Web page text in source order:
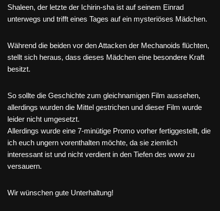
Shaleen, der letzte der Ichirin-sha ist auf seinem Einrad
unterwegs und trifft eines Tages auf ein mysteriöses Mädchen.
Während die beiden vor den Attacken der Mechanoids flüchten,
stellt sich heraus, dass dieses Mädchen eine besondere Kraft
besitzt.
So sollte die Geschichte zum gleichnamigen Film aussehen,
allerdings wurden die Mittel gestrichen und dieser Film wurde
leider nicht umgesetzt.
Allerdings wurde eine 7-minütige Promo vorher fertiggestellt, die
ich euch ungern vorenthalten möchte, da sie ziemlich
interessant ist und nicht verdient in den Tiefen des www zu
versauern.
Wir wünschen gute Unterhaltung!